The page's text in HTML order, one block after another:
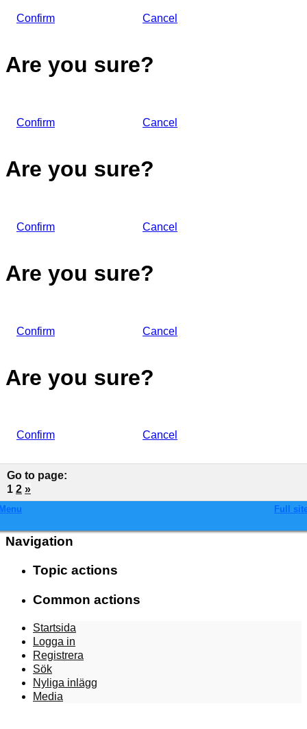
Confirm Cancel
Are you sure?
Confirm Cancel
Are you sure?
Confirm Cancel
Are you sure?
Confirm Cancel
Are you sure?
Confirm Cancel
Go to page:
1 2 »
Full
Navigation
Topic actions
Common actions
Startsida
Logga in
Registrera
Sök
Nyliga inlägg
Media